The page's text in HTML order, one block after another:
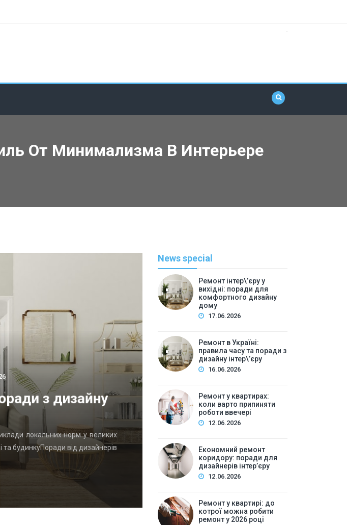
От Минимализма В Интерьере
з дизайну
локальних норм у великих
та будинкуПоради від дизайнерів
Ремонт у квартирах:
проведення ремонтних робітПриклади локальних
дизайн інтер’єр…
News special
Ремонт інтер\’єру у
вихідні: поради для
комфортного дизайну
дому
17.06.2026
Ремонт в Україні:
правила часу та поради з
дизайну інтер\’єру
16.06.2026
Ремонт у квартирах:
коли варто припиняти
роботи ввечері
12.06.2026
Економний ремонт
коридору: поради для
дизайнерів інтер’єру
12.06.2026
Ремонт у квартирі: до
котрої можна робити
ремонт у 2026 році